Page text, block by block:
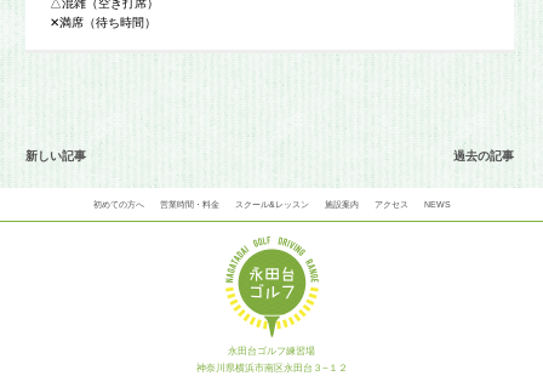
△混雑（空き打席）
✕満席（待ち時間）
新しい記事 過去の記事
初めての方へ 営業時間・料金 スクール&レッスン 施設案内 アクセス NEWS
永田台ゴルフ練習場
神奈川県横浜市南区永田台３−１２